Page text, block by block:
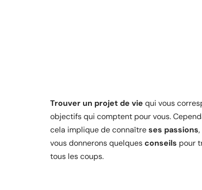
Trouver un projet de vie qui vous
objectifs qui comptent pour vous.
cela implique de connaîtreses passions
vous donnerons quelquesconseils pour
tous les coups.